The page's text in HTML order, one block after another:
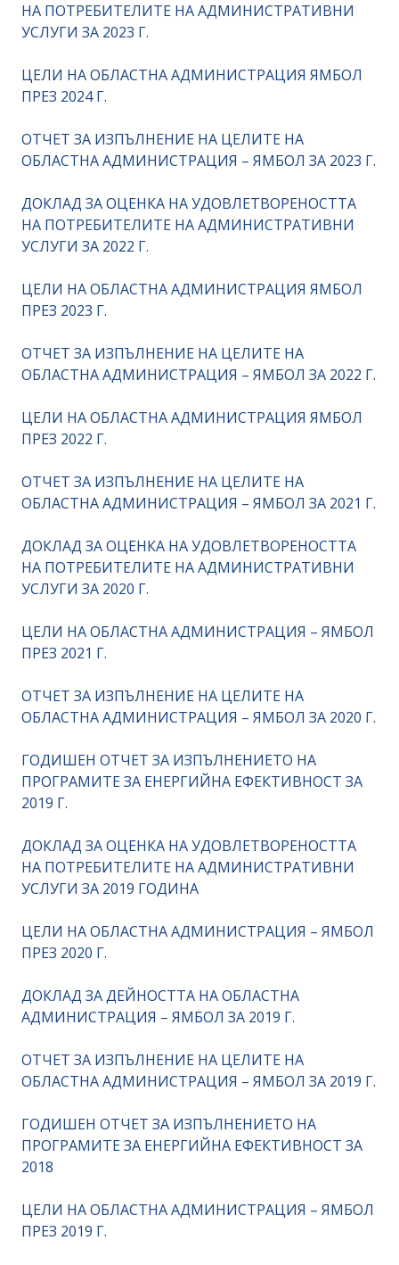
НА ПОТРЕБИТЕЛИТЕ НА АДМИНИСТРАТИВНИ
УСЛУГИ ЗА 2023 Г.
ЦЕЛИ НА ОБЛАСТНА АДМИНИСТРАЦИЯ ЯМБОЛ
ПРЕЗ 2024 Г.
ОТЧЕТ ЗА ИЗПЪЛНЕНИЕ НА ЦЕЛИТЕ НА
ОБЛАСТНА АДМИНИСТРАЦИЯ – ЯМБОЛ ЗА 2023 Г.
ДОКЛАД ЗА ОЦЕНКА НА УДОВЛЕТВОРЕНОСТТА
НА ПОТРЕБИТЕЛИТЕ НА АДМИНИСТРАТИВНИ
УСЛУГИ ЗА 2022 Г.
ЦЕЛИ НА ОБЛАСТНА АДМИНИСТРАЦИЯ ЯМБОЛ
ПРЕЗ 2023 Г.
ОТЧЕТ ЗА ИЗПЪЛНЕНИЕ НА ЦЕЛИТЕ НА
ОБЛАСТНА АДМИНИСТРАЦИЯ – ЯМБОЛ ЗА 2022 Г.
ЦЕЛИ НА ОБЛАСТНА АДМИНИСТРАЦИЯ ЯМБОЛ
ПРЕЗ 2022 Г.
ОТЧЕТ ЗА ИЗПЪЛНЕНИЕ НА ЦЕЛИТЕ НА
ОБЛАСТНА АДМИНИСТРАЦИЯ – ЯМБОЛ ЗА 2021 Г.
ДОКЛАД ЗА ОЦЕНКА НА УДОВЛЕТВОРЕНОСТТА
НА ПОТРЕБИТЕЛИТЕ НА АДМИНИСТРАТИВНИ
УСЛУГИ ЗА 2020 Г.
ЦЕЛИ НА ОБЛАСТНА АДМИНИСТРАЦИЯ – ЯМБОЛ
ПРЕЗ 2021 Г.
ОТЧЕТ ЗА ИЗПЪЛНЕНИЕ НА ЦЕЛИТЕ НА
ОБЛАСТНА АДМИНИСТРАЦИЯ – ЯМБОЛ ЗА 2020 Г.
ГОДИШЕН ОТЧЕТ ЗА ИЗПЪЛНЕНИЕТО НА
ПРОГРАМИТЕ ЗА ЕНЕРГИЙНА ЕФЕКТИВНОСТ ЗА
2019 Г.
ДОКЛАД ЗА ОЦЕНКА НА УДОВЛЕТВОРЕНОСТТА
НА ПОТРЕБИТЕЛИТЕ НА АДМИНИСТРАТИВНИ
УСЛУГИ ЗА 2019 ГОДИНА
ЦЕЛИ НА ОБЛАСТНА АДМИНИСТРАЦИЯ – ЯМБОЛ
ПРЕЗ 2020 Г.
ДОКЛАД ЗА ДЕЙНОСТТА НА ОБЛАСТНА
АДМИНИСТРАЦИЯ – ЯМБОЛ ЗА 2019 Г.
ОТЧЕТ ЗА ИЗПЪЛНЕНИЕ НА ЦЕЛИТЕ НА
ОБЛАСТНА АДМИНИСТРАЦИЯ – ЯМБОЛ ЗА 2019 Г.
ГОДИШЕН ОТЧЕТ ЗА ИЗПЪЛНЕНИЕТО НА
ПРОГРАМИТЕ ЗА ЕНЕРГИЙНА ЕФЕКТИВНОСТ ЗА
2018
ЦЕЛИ НА ОБЛАСТНА АДМИНИСТРАЦИЯ – ЯМБОЛ
ПРЕЗ 2019 Г.